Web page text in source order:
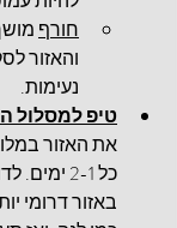
חורף
והאזור
נעימות.
טיפ למסלול
את האזור
כל 2-1
באזור דרומי